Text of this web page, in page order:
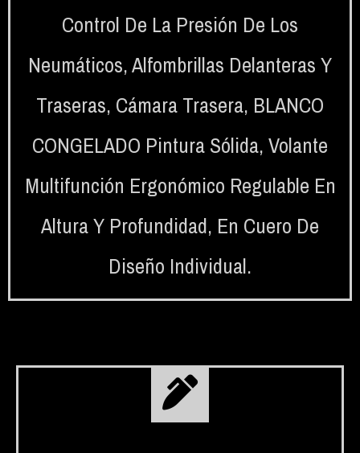
Control De La Presión De Los
Neumáticos,Alfombrillas Delanteras Y
Traseras, Cámara Trasera, BLANCO
CONGELADO Pintura Sólida, Volante
Multifunción Ergonómico Regulable En
Altura Y Profundidad, En Cuero De
Diseño Individual.